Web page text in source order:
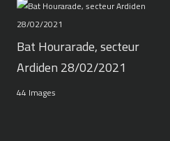
Bat Hourarade, secteur
Ardiden 28/02/2021
44 Images